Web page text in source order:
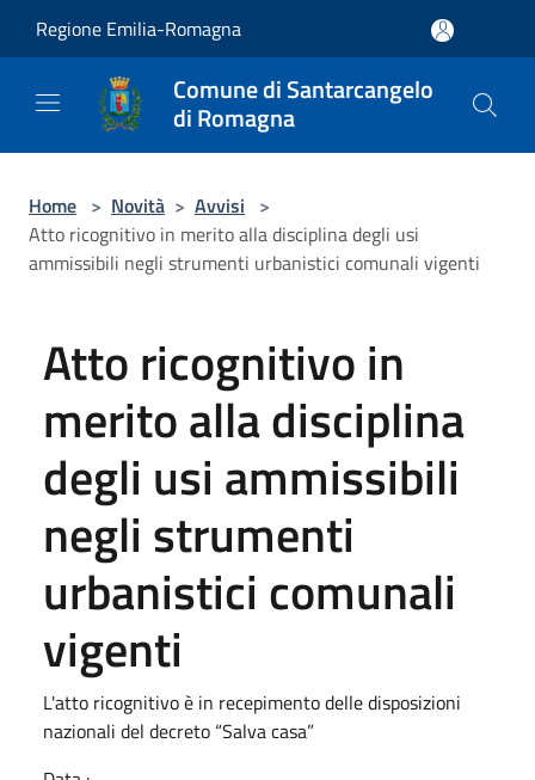
Regione Emilia-Romagna
Comune di Santarcangelo
di Romagna
Home > Novità > Avvisi >
Atto ricognitivo in merito alla disciplina degli usi
ammissibili negli strumenti urbanistici comunali vigenti
Atto ricognitivo in
merito alla disciplina
degli usi ammissibili
negli strumenti
urbanistici comunali
vigenti
L'atto ricognitivo è in recepimento delle disposizioni
nazionali del decreto “Salva casa”